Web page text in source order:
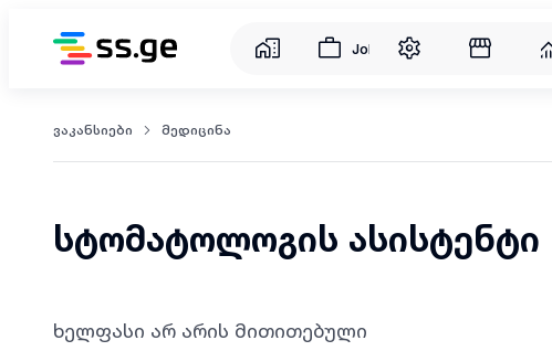
Jobs
ვაკანსიები მედიცინა
სტომატოლოგის ასისტენტი
ხელფასი არ არის მითითებული